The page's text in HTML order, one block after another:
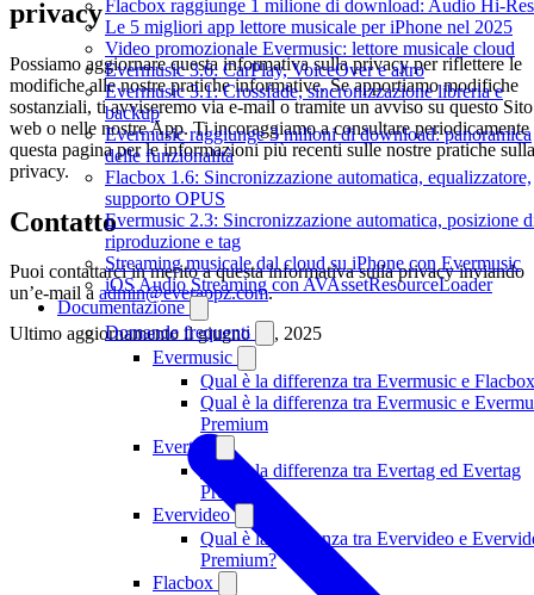
Flacbox raggiunge 1 milione di download: Audio Hi-Res
Le 5 migliori app lettore musicale per iPhone nel 2025
Video promozionale Evermusic: lettore musicale cloud
Evermusic 3.6: CarPlay, VoiceOver e altro
Evermusic 3.1: Crossfade, sincronizzazione libreria e
backup
Evermusic raggiunge 3 milioni di download: panoramica
delle funzionalità
Flacbox 1.6: Sincronizzazione automatica, equalizzatore,
supporto OPUS
Evermusic 2.3: Sincronizzazione automatica, posizione
riproduzione e tag
Streaming musicale dal cloud su iPhone con Evermusic
iOS Audio Streaming con AVAssetResourceLoader
Documentazione
Domande frequenti
Evermusic
Qual è la differenza tra Evermusic e Flacbox
Qual è la differenza tra Evermusic e
Premium
Evertag
Qual è la differenza tra Evertag ed Evertag
Premium
Evervideo
Qual è la differenza tra Evervideo e
Premium?
Flacbox
privacy
Possiamo aggiornare questa informativa sulla privacy per riflettere le
modifiche alle nostre pratiche informative. Se apportiamo modifiche
sostanziali, ti avviseremo via e-mail o tramite un avviso su questo Sito
web o nelle nostre App. Ti incoraggiamo a consultare periodicamente
questa pagina per le informazioni più recenti sulle nostre pratiche sulla
privacy.
Contatto
Puoi contattarci in merito a questa informativa sulla privacy inviando
un’e-mail a admin@everappz.com.
Ultimo aggiornamento ilgiugno 12, 2025